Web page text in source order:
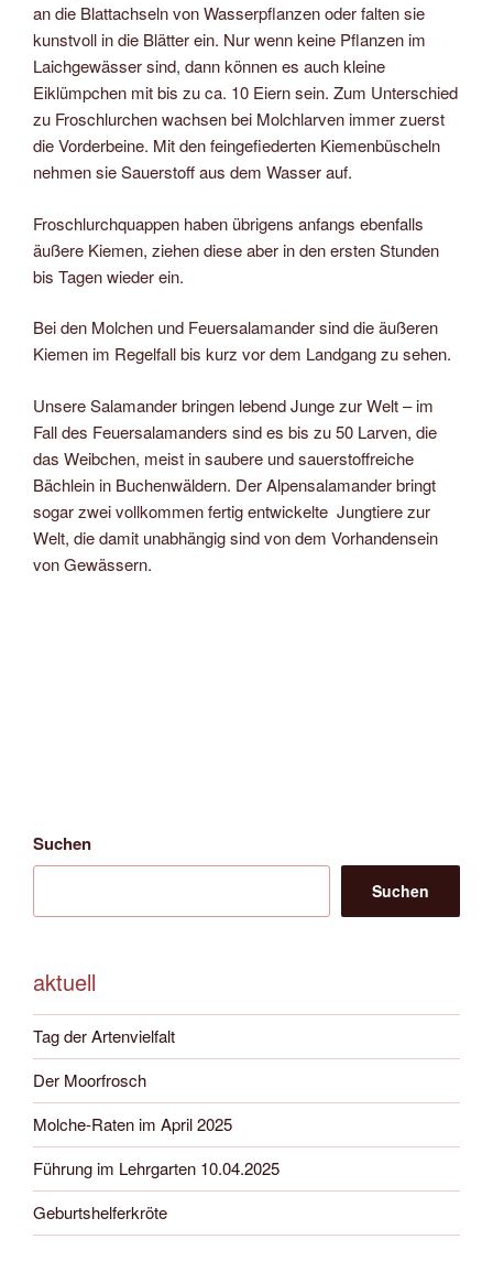
an die Blattachseln von Wasserpflanzen oder falten sie
kunstvoll in die Blätter ein. Nur wenn keine Pflanzen im
Laichgewässer sind, dann können es auch kleine
Eiklümpchen mit bis zu ca. 10 Eiern sein. Zum Unterschied
zu Froschlurchen wachsen bei Molchlarven immer zuerst
die Vorderbeine. Mit den feingefiederten Kiemenbüscheln
nehmen sie Sauerstoff aus dem Wasser auf.
Froschlurchquappen haben übrigens anfangs ebenfalls
äußere Kiemen, ziehen diese aber in den ersten Stunden
bis Tagen wieder ein.
Bei den Molchen und Feuersalamander sind die äußeren
Kiemen im Regelfall bis kurz vor dem Landgang zu sehen.
Unsere Salamander bringen lebend Junge zur Welt – im
Fall des Feuersalamanders sind es bis zu 50 Larven, die
das Weibchen, meist in saubere und sauerstoffreiche
Bächlein in Buchenwäldern. Der Alpensalamander bringt
sogar zwei vollkommen fertig entwickelte Jungtiere zur
Welt, die damit unabhängig sind von dem Vorhandensein
von Gewässern.
Suchen
Suchen
aktuell
Tag der Artenvielfalt
Der Moorfrosch
Molche-Raten im April 2025
Führung im Lehrgarten 10.04.2025
Geburtshelferkröte